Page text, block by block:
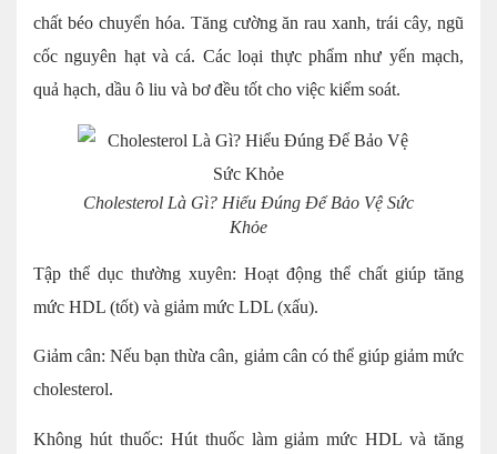
chất béo chuyển hóa. Tăng cường ăn rau xanh, trái cây, ngũ
cốc nguyên hạt và cá. Các loại thực phẩm như yến mạch,
quả hạch, dầu ô liu và bơ đều tốt cho việc kiểm soát.
Cholesterol Là Gì? Hiểu Đúng Để Bảo Vệ Sức
Khỏe
Tập thể dục thường xuyên: Hoạt động thể chất giúp tăng
mức HDL (tốt) và giảm mức LDL (xấu).
Giảm cân: Nếu bạn thừa cân, giảm cân có thể giúp giảm mức
cholesterol.
Không hút thuốc: Hút thuốc làm giảm mức HDL và tăng